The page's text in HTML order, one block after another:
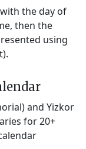
the day of
then the
using
and Yizkor
for 20+